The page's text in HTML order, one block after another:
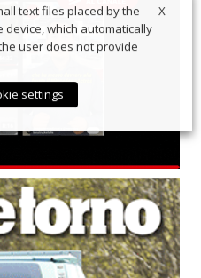
X
text files placed by the
device, which automatically
user does not provide
settings